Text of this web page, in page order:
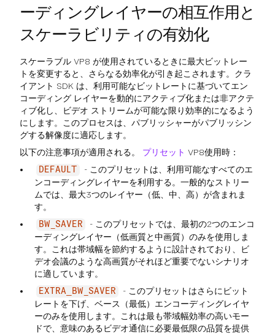
ーディングレイヤーの相互作用と
スケーラビリティの有効化
スケーラブル VP8 が使用されているときに最大ビットレー
トを変更すると、さらなる効率化が引き起こされます。クラ
イアント SDK は、利用可能なビットレートに基づいてエン
コーディング レイヤーを動的にアクティブ化または非アクテ
ィブ化し、ビデオ ストリームが可能な限り効率的になるよう
にします。このプロセスは、パブリッシャーがパブリッシン
グする解像度に適応します。
以下の注意事項が適用される。 プリセット VP8使用時：
DEFAULT
- このプリセットは、利用可能なすべてのエ
ンコーディングレイヤーを利用する。一般的なストリー
ムでは、最大3つのレイヤー（低、中、高）が含まれま
す。
BW_SAVER
- このプリセットでは、最初の2つのエンコ
ーディングレイヤー（低画質と中画質）のみを使用しま
す。これは帯域幅を節約するように設計されており、ビ
デオ会議のような高画質がそれほど重要でないシナリオ
に適しています。
EXTRA_BW_SAVER
- このプリセットはさらにビット
レートを下げ、ベース（最低）エンコーディングレイヤ
ーのみを使用します。これは最も帯域幅効率の高いモー
ドで、意味のあるビデオ通信に必要最低限の品質を提供